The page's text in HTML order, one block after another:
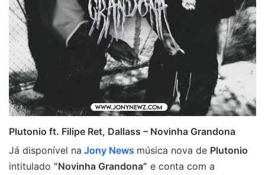
Plutonio ft. Filipe Ret, Dallass – Novinha Grandona
Já disponível na Jony News música nova de Plutonio
intitulado “Novinha Grandona” e conta com a